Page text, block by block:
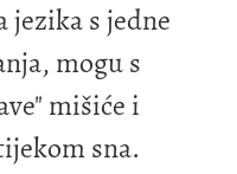
jezika s jedne
mogu s
mišiće i
sna.